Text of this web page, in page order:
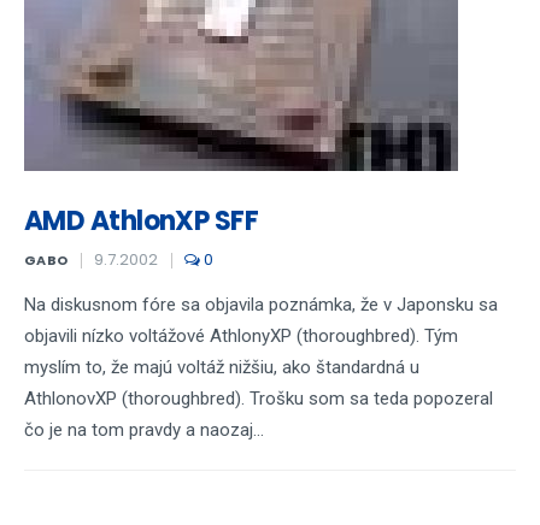
AMD AthlonXP SFF
GABO 9.7.2002 0
Na diskusnom fóre sa objavila poznámka, že v Japonsku sa
objavili nízko voltážové AthlonyXP (thoroughbred). Tým
myslím to, že majú voltáž nižšiu, ako štandardná u
AthlonovXP (thoroughbred). Trošku som sa teda popozeral
čo je na tom pravdy a naozaj...